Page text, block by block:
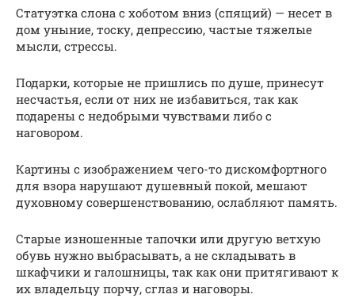
Статуэтка слона с хоботом вниз (спящий) — несет в
дом уныние, тоску, депрессию, частые тяжелые
мысли, стрессы.
Подарки, которые не пришлись по душе, принесут
несчастья, если от них не избавиться, так как
подарены с недобрыми чувствами либо с
наговором.
Картины с изображением чего-то дискомфортного
для взора нарушают душевный покой, мешают
духовному совершенствованию, ослабляют память.
Старые изношенные тапочки или другую ветхую
обувь нужно выбрасывать, а не складывать в
шкафчики и галошницы, так как они притягивают к
их владельцу порчу, сглаз и наговоры.